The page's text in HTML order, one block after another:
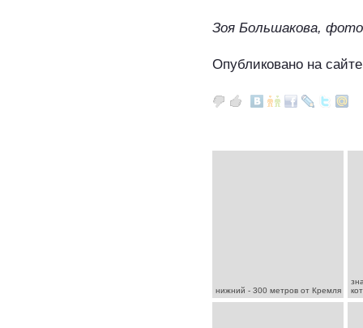
Зоя Большакова,
Опубликовано на
нижний - 300 метров от Кремля